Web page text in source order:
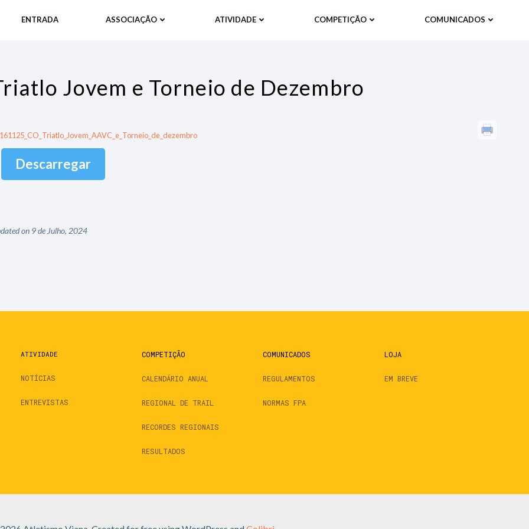
ENTRADA ASSOCIAÇÃO ATIVIDADE COMPETIÇÃO COMUNICADOS
Jovem e Torneio de Dezembro
Descarregar
on 9 de Julho, 2024
ATIVIDADE
NOTÍCIAS
ENTREVISTAS
COMPETIÇÃO
CALENDÁRIO ANUAL
REGIONAL DE TRAIL
RECORDES REGIONAIS
RESULTADOS
COMUNICADOS
REGULAMENTOS
NORMAS FPA
LOJA
EM BREVE